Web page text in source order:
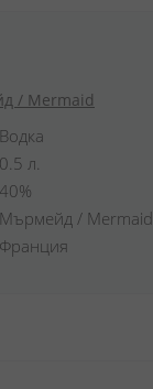
/ Mermaid
Водка
0.5 л.
40%
Мърмейд / Mermaid
Франция